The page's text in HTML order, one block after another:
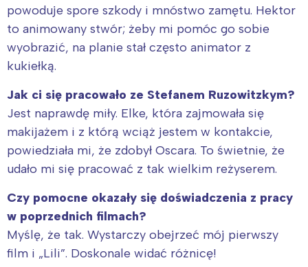
powoduje spore szkody i mnóstwo zamętu. Hektor
to animowany stwór; żeby mi pomóc go sobie
wyobrazić, na planie stał często animator z
kukiełką.
Jak ci się pracowało ze Stefanem Ruzowitzkym?
Jest naprawdę miły. Elke, która zajmowała się
makijażem i z którą wciąż jestem w kontakcie,
powiedziała mi, że zdobył Oscara. To świetnie, że
udało mi się pracować z tak wielkim reżyserem.
Czy pomocne okazały się doświadczenia z pracy
w poprzednich filmach?
Myślę, że tak. Wystarczy obejrzeć mój pierwszy
film i „Lili”. Doskonale widać różnicę!